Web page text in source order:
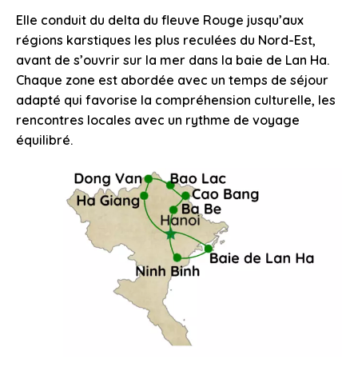
Elle conduit du delta du fleuve Rouge jusqu’aux
régions karstiques les plus reculées du Nord-Est,
avant de s’ouvrir sur la mer dans la baie de Lan Ha.
Chaque zone est abordée avec un temps de séjour
adapté qui favorise la compréhension culturelle, les
rencontres locales avec un rythme de voyage
équilibré.